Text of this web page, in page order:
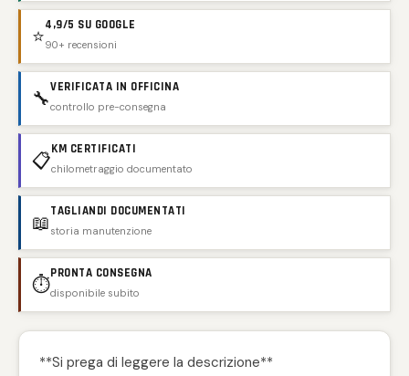
⭐4,9/5 SU GOOGLE
90+ recensioni
🔧VERIFICATA IN OFFICINA
controllo pre-consegna
📋KM CERTIFICATI
chilometraggio documentato
📖TAGLIANDI DOCUMENTATI
storia manutenzione
⏱️PRONTA CONSEGNA
disponibile subito
**Si prega di leggere la descrizione**